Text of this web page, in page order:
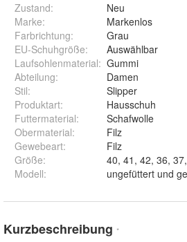
Zustand:
Neu
Marke:
Markenlos
Farbrichtung:
Grau
EU-Schuhgröße:
Auswählbar
Laufsohlenmaterial: Gummi
Abteilung:
Damen
Stil:
Slipper
Produktart:
Hausschuh
Futtermaterial:
Schafwolle
Obermaterial:
Filz
Gewebeart:
Filz
Größe:
Modell:
Kurzbeschreibung *